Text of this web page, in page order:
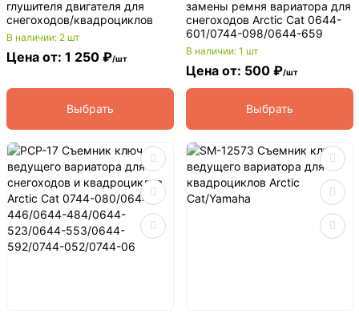
глушителя двигателя для
снегоходов/квадроциклов
В наличии: 2 шт
Цена от: 1 250 ₽/шт
Выбрать
замены ремня вариатора для
снегоходов Arctic Cat 0644-
601/0744-098/0644-659
В наличии: 1 шт
Цена от: 500 ₽/шт
Выбрать